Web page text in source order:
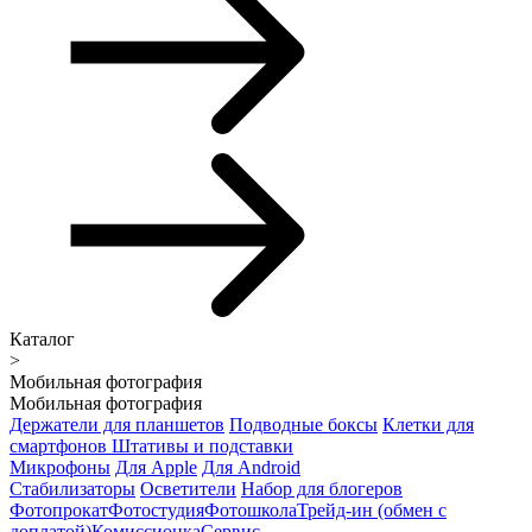
Каталог
>
Мобильная фотография
Мобильная фотография
Держатели для планшетов Подводные боксы Клетки для
смартфонов Штативы и подставки
Микрофоны Для Apple Для Android
Стабилизаторы Осветители Набор для блогеров
ФотопрокатФотостудияФотошколаТрейд-ин (обмен с